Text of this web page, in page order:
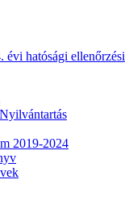
évi hatósági ellenőrzési
2019-2024